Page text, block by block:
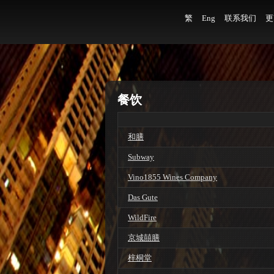
繁 Eng 联系我们
餐饮
和膳
Subway
Vino1855 Wines Company
Das Gute
WildFire
京城囍膳
梓桐堂